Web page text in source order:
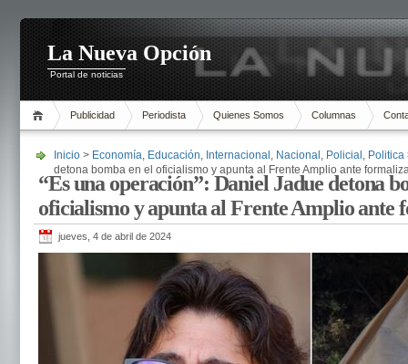
La Nueva Opción
Portal de noticias
Publicidad Periodista Quienes Somos Columnas
Inicio > Economía, Educación, Internacional , Nacional , Policial , Politica
detona bomba en el oficialismo y apunta al Frente Amplio ante
“Es una operación”: Daniel Jadue detona
oficialismo y apunta al Frente Amplio ante
jueves, 4 de abril de 2024